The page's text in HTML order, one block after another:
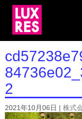
2
2021年10月06日 株式